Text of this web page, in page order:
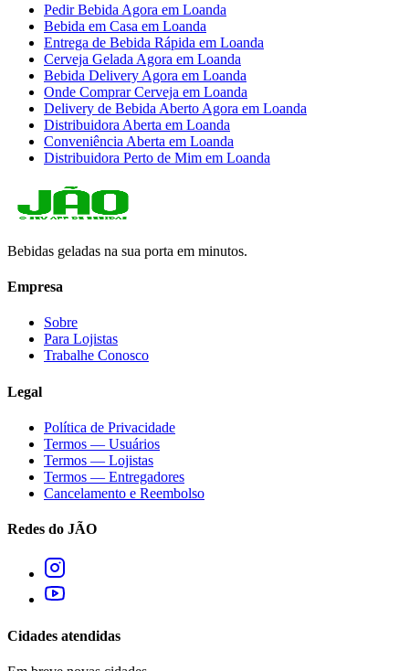
Pedir Bebida Agora em Loanda
Bebida em Casa em Loanda
Entrega de Bebida Rápida em Loanda
Cerveja Gelada Agora em Loanda
Bebida Delivery Agora em Loanda
Onde Comprar Cerveja em Loanda
Delivery de Bebida Aberto Agora em Loanda
Distribuidora Aberta em Loanda
Conveniência Aberta em Loanda
Distribuidora Perto de Mim em Loanda
Bebidas geladas na sua porta em minutos.
Empresa
Sobre
Para Lojistas
Trabalhe Conosco
Legal
Política de Privacidade
Termos — Usuários
Termos — Lojistas
Termos — Entregadores
Cancelamento e Reembolso
Redes do JÃO
Cidades atendidas